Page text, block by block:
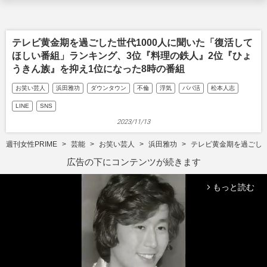
テレビ黄金期を過ごした世代1000人に聞いた「復活して
ほしい番組」ランキング、3位『料理の鉄人』2位『ひょ
うきん族』を抑え1位になった8時の番組
お笑い芸人 浜田雅功 ダウンタウン 不倫 浮気 パパ活 松本人志
LINE SNS
2023/11/13
週刊女性PRIME 芸能 お笑い芸人 浜田雅功 テレビ黄金期を過ごし
広告の下にコンテンツが続きます
arrow_forward_ios もっと読む